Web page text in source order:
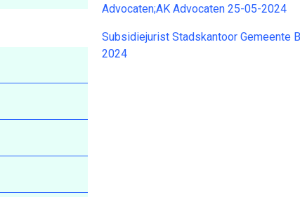
Advocaten;AK Advocaten 25-05-2024
Subsidiejurist Stadskantoor Gemeente
2024